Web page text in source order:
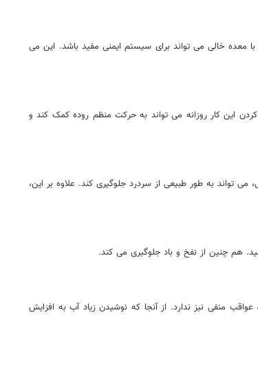
معده خالی می تواند برای سیستم ایمنی مفید باشد. این می
این کار روزانه می تواند به حرکت منظم روده کمک کند و
به طور طبیعی از سردرد جلوگیری کند. علاوه بر این،
هم چنین از نفخ و باد جلوگیری می کند.
منفی نیز ندارد. از آنجا که نوشیدن زیاد آب به افزایش